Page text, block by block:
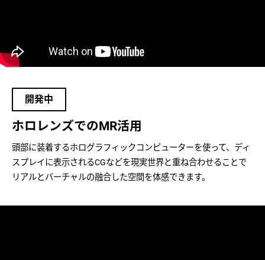
開発中
ホロレンズでのMR活用
頭部に装着するホログラフィックコンピューターを使って、ディ
スプレイに表示されるCGなどを現実世界と重ね合わせることで
リアルとバーチャルの融合した空間を体感できます。